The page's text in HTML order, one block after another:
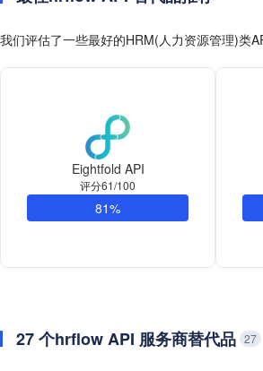
我们评估了一些最好的HRM(人力资源管理)类
Eightfold API
评分61/100
81%
27 个hrflow API 服务商替代品 27